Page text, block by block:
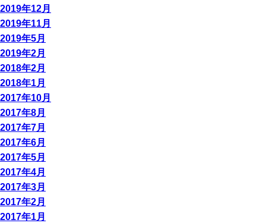
2019年12月
2019年11月
2019年5月
2019年2月
2018年2月
2018年1月
2017年10月
2017年8月
2017年7月
2017年6月
2017年5月
2017年4月
2017年3月
2017年2月
2017年1月